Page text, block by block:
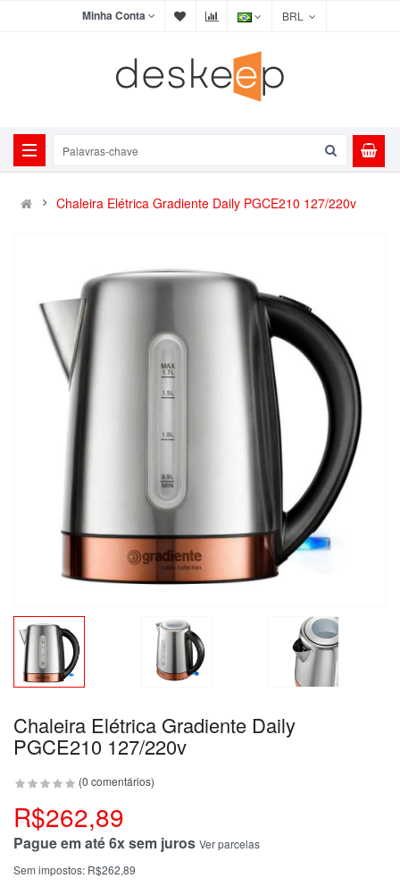
Minha Conta
Chaleira Elétrica Gradiente Daily PGCE210 127/220v
Chaleira Elétrica Gradiente Daily
PGCE210 127/220v
(0 comentários)
R$262,89
Pague em até 6x sem juros Ver parcelas
Sem impostos: R$262,89